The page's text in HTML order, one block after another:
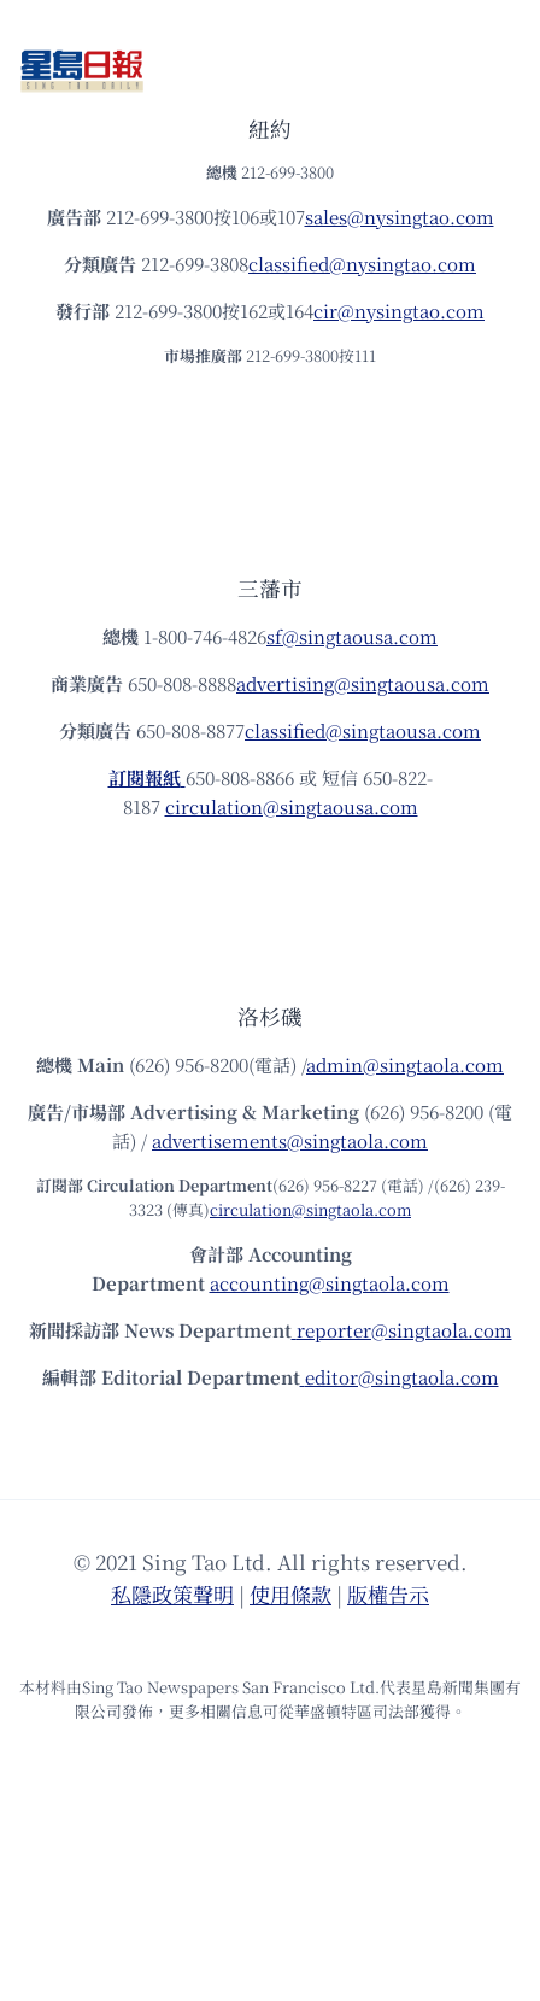
紐約
總機 212-699-3800
廣告部212-699-3800按106或107sales@nysingtao.com
分類廣告 212-699-3808classified@nysingtao.com
發⾏部 212-699-3800按162或164cir@nysingtao.com
市場推廣部 212-699-3800按111
三藩市
總機 1-800-746-4826sf@singtaousa.com
商業廣告 650-808-8888advertising@singtaousa.com
分類廣告 650-808-8877classified@singtaousa.com
訂閱報紙 650-808-8866 或 短信 650-822-
8187circulation@singtaousa.com
洛杉磯
總機Main (626) 956-8200(電話) /admin@singtaola.com
廣告/市場部Advertising & Marketing (626) 956-8200 (電
話) /advertisements@singtaola.com
訂閱部 Circulation Department(626) 956-8227 (電話) /(626) 239-
3323 (傳真)circulation@singtaola.com
會計部 Accounting
Department accounting@singtaola.com
新聞採訪部 News Department reporter@singtaola.com
編輯部 Editorial Department editor@singtaola.com
© 2021 Sing Tao Ltd. All rights reserved.
私隱政策聲明 | 使⽤條款 | 版權告⽰
本材料由Sing Tao Newspapers San Francisco Ltd.代表星島新聞集團有
限公司發佈，更多相關信息可從華盛頓特區司法部獲得。